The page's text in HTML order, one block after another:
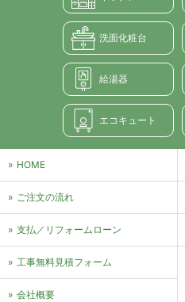
洗面化粧台
給湯器
エコキュート
HOME
ご注文の流れ
支払／リフォームローン
⼯事無料⾒積フォーム
会社概要